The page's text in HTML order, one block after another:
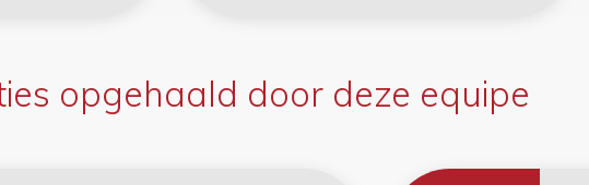
opgehaald door deze equipe